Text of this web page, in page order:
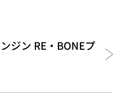
ジン RE・BONEプ